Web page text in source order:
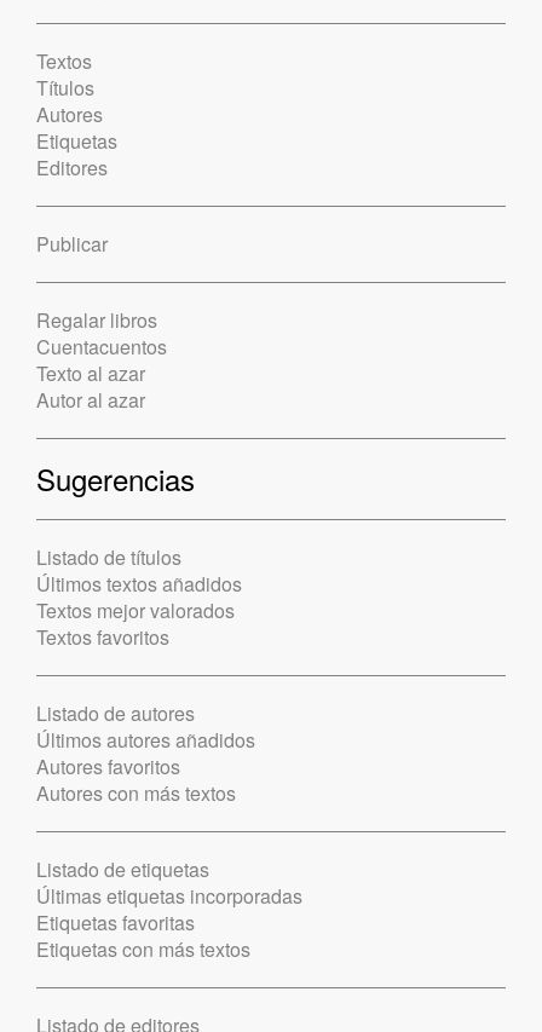
Textos
Títulos
Autores
Etiquetas
Editores
Publicar
Regalar libros
Cuentacuentos
Texto al azar
Autor al azar
Sugerencias
Listado de títulos
Últimos textos añadidos
Textos mejor valorados
Textos favoritos
Listado de autores
Últimos autores añadidos
Autores favoritos
Autores con más textos
Listado de etiquetas
Últimas etiquetas incorporadas
Etiquetas favoritas
Etiquetas con más textos
Listado de editores